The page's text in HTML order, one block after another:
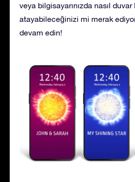
veya bilgisayarınızda nasıl duvar
atayabileceğinizi mi merak
devam edin!